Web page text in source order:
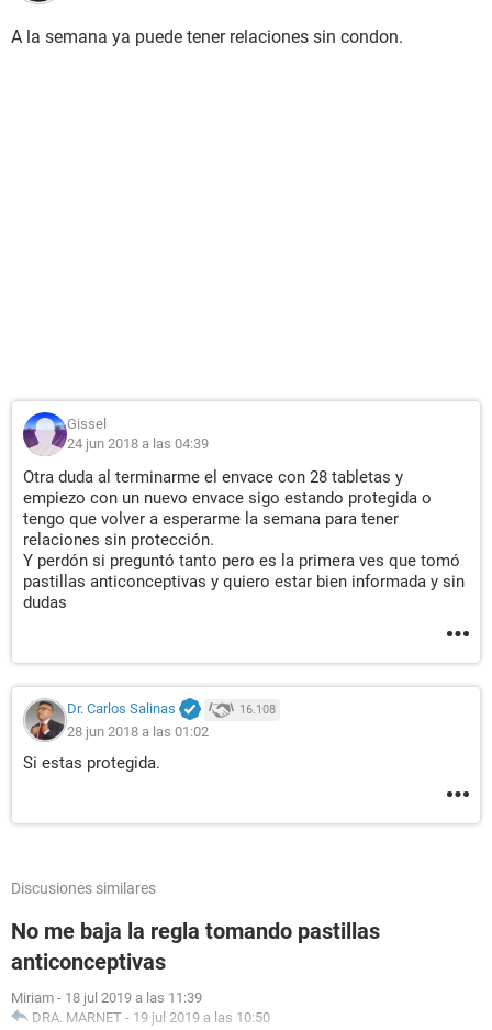
A la semana ya puede tener relaciones sin condon.
Gissel
24 jun 2018 a las 04:39
Otra duda al terminarme el envace con 28 tabletas y
empiezo con un nuevo envace sigo estando protegida o
tengo que volver a esperarme la semana para tener
relaciones sin protección.
Y perdón si preguntó tanto pero es la primera ves que tomó
pastillas anticonceptivas y quiero estar bien informada y sin
dudas
Dr. Carlos Salinas 16.108
28 jun 2018 a las 01:02
Si estas protegida.
Discusiones similares
No me baja la regla tomando pastillas
anticonceptivas
Miriam - 18 jul 2019 a las 11:39
DRA. MARNET - 19 jul 2019 a las 10:50